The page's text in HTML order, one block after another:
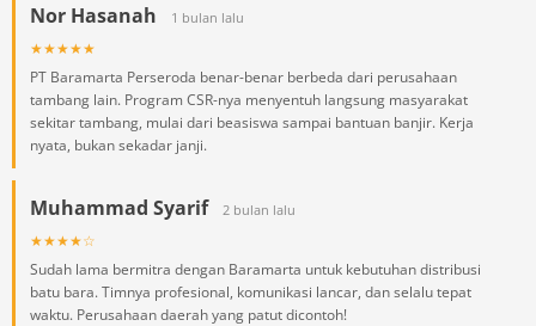
Nor Hasanah 1 bulan lalu
★★★★★
PT Baramarta Perseroda benar-benar berbeda dari perusahaan
tambang lain. Program CSR-nya menyentuh langsung masyarakat
sekitar tambang, mulai dari beasiswa sampai bantuan banjir. Kerja
nyata, bukan sekadar janji.
Muhammad Syarif 2 bulan lalu
★★★★☆
Sudah lama bermitra dengan Baramarta untuk kebutuhan distribusi
batu bara. Timnya profesional, komunikasi lancar, dan selalu tepat
waktu. Perusahaan daerah yang patut dicontoh!